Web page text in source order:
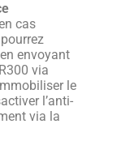
cas
envoyant
via
le
l’anti-
via la